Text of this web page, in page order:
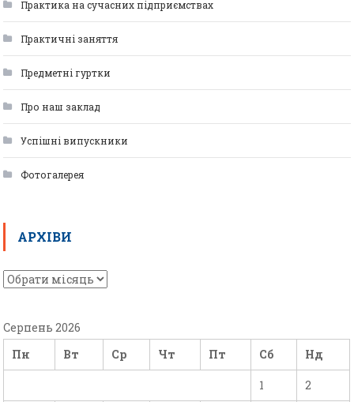
Практика на сучасних підприємствах
Практичні заняття
Предметні гуртки
Про наш заклад
Успішні випускники
Фотогалерея
АРХІВИ
Серпень 2026
Пн
Вт Ср Чт Пт Сб Нд
1 2